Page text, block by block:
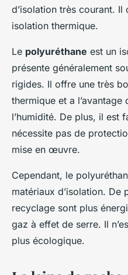
d’isolation très courant. Il
isolation thermique.
Le polyuréthane est un
présente généralement
rigides. Il offre une très
thermique et a l’avantage
l’humidité. De plus, il est
nécessite pas de
mise en œuvre.
Cependant, le
matériaux d’isolation. De
recyclage sont plus
gaz à effet de serre. Il
plus écologique.